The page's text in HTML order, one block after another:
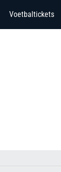
Voetbaltickets